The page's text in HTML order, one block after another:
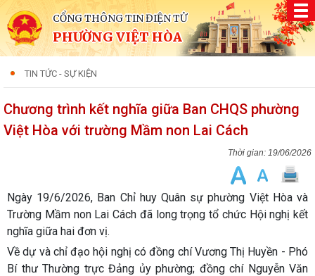
CỔNG THÔNG TIN ĐIỆN TỬ
PHƯỜNG VIỆT HÒA
TIN TỨC - SỰ KIỆN
Chương trình kết nghĩa giữa Ban CHQS phường
Việt Hòa với trường Mầm non Lai Cách
19/06/2026
Ngày 19/6/2026, Ban Chỉ huy Quân sự phường Việt Hòa và
Trường Mầm non Lai Cách đã long trọng tổ chức Hội nghị kết
nghĩa giữa hai đơn vị.
Về dự và chỉ đạo hội nghị có đồng chí Vương Thị Huyền - Phó
Bí thư Thường trực Đảng ủy phường; đồng chí Nguyễn Văn